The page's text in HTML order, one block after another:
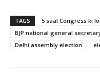
TAGS
5 saal Congress ki
BJP national general
Delhi assembly election